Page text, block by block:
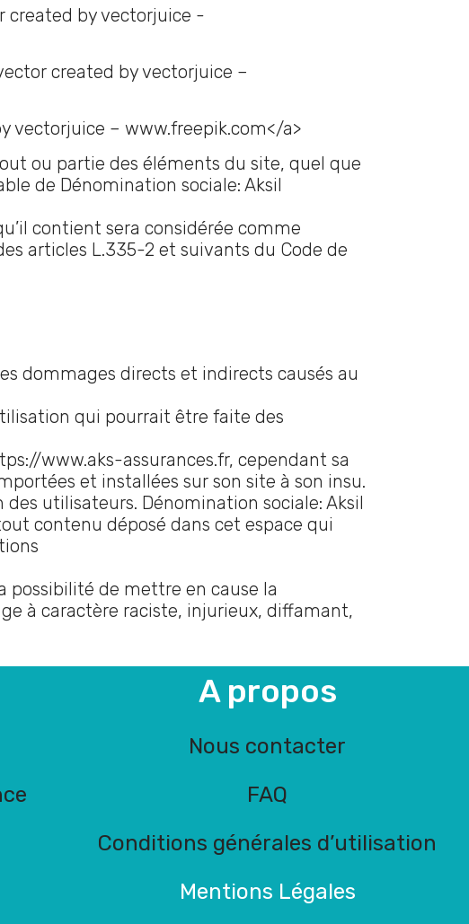
created by vectorjuice -
created by vectorjuice –
vectorjuice – www.freepik.com</a>
ou partie des éléments du site, quel que
de Dénomination sociale: Aksil
contient sera considérée comme
articles L.335-2 et suivants du Code de
dommages directs et indirects causés au
qui pourrait être faite des
www.aks-assurances.fr, cependant sa
et installées sur son site à son insu.
utilisateurs. Dénomination sociale: Aksil
contenu déposé dans cet espace qui
possibilité de mettre en cause la
à caractère raciste, injurieux, diffamant,
A propos
Nous contacter
FAQ
Conditions générales d’utilisation
Mentions Légales